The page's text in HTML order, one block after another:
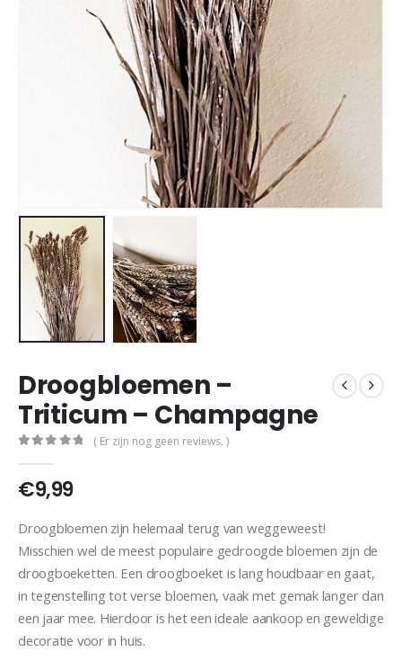
Droogbloemen –
Triticum – Champagne
( Er zijn nog geen reviews. )
€9,99
Droogbloemen zijn helemaal terug van weggeweest!
Misschien wel de meest populaire gedroogde bloemen zijn de
droogboeketten. Een droogboeket is lang houdbaar en gaat,
in tegenstelling tot verse bloemen, vaak met gemak langer dan
een jaar mee. Hierdoor is het een ideale aankoop en geweldige
decoratie voor in huis.